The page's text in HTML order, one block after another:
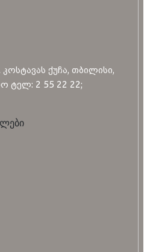
კოსტავას ქუჩა, თბილისი,
ტელ: 2 55 22 22;